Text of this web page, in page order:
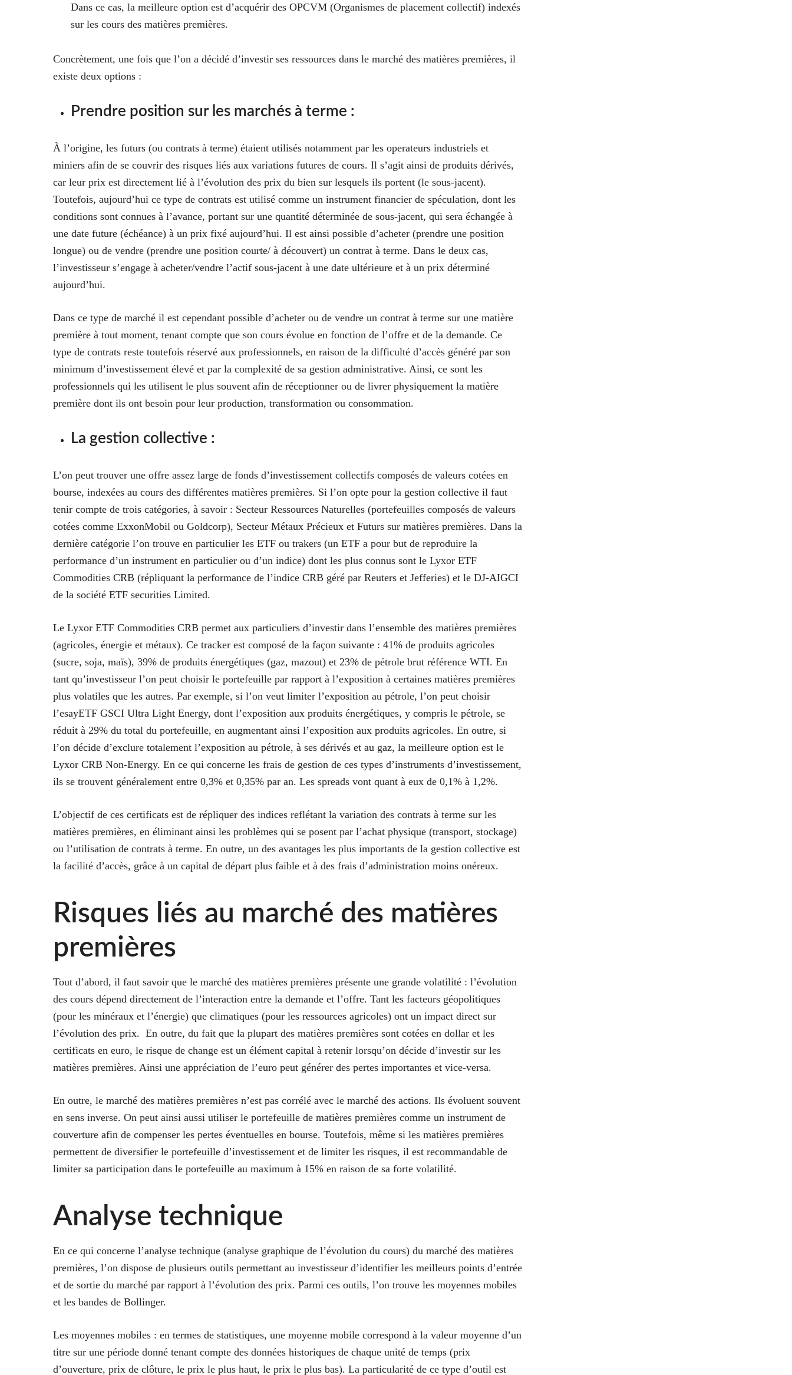
Dans ce cas, la meilleure option est d’acquérir des OPCVM (Organismes de placement collectif) indexés
sur les cours des matières premières.
Concrètement, une fois que l’on a décidé d’investir ses ressources dans le marché des matières premières, il
existe deux options :
Prendre position sur les marchés à terme :
À l’origine, les futurs (ou contrats à terme) étaient utilisés notamment par les operateurs industriels et
miniers afin de se couvrir des risques liés aux variations futures de cours. Il s’agit ainsi de produits dérivés,
car leur prix est directement lié à l’évolution des prix du bien sur lesquels ils portent (le sous-jacent).
Toutefois, aujourd’hui ce type de contrats est utilisé comme un instrument financier de spéculation, dont les
conditions sont connues à l’avance, portant sur une quantité déterminée de sous-jacent, qui sera échangée à
une date future (échéance) à un prix fixé aujourd’hui. Il est ainsi possible d’acheter (prendre une position
longue) ou de vendre (prendre une position courte/ à découvert) un contrat à terme. Dans le deux cas,
l’investisseur s’engage à acheter/vendre l’actif sous-jacent à une date ultérieure et à un prix déterminé
aujourd’hui.
Dans ce type de marché il est cependant possible d’acheter ou de vendre un contrat à terme sur une matière
première à tout moment, tenant compte que son cours évolue en fonction de l’offre et de la demande. Ce
type de contrats reste toutefois réservé aux professionnels, en raison de la difficulté d’accès généré par son
minimum d’investissement élevé et par la complexité de sa gestion administrative. Ainsi, ce sont les
professionnels qui les utilisent le plus souvent afin de réceptionner ou de livrer physiquement la matière
première dont ils ont besoin pour leur production, transformation ou consommation.
La gestion collective :
L’on peut trouver une offre assez large de fonds d’investissement collectifs composés de valeurs cotées en
bourse, indexées au cours des différentes matières premières. Si l’on opte pour la gestion collective il faut
tenir compte de trois catégories, à savoir : Secteur Ressources Naturelles (portefeuilles composés de valeurs
cotées comme ExxonMobil ou Goldcorp), Secteur Métaux Précieux et Futurs sur matières premières. Dans la
dernière catégorie l’on trouve en particulier les ETF ou trakers (un ETF a pour but de reproduire la
performance d’un instrument en particulier ou d’un indice) dont les plus connus sont le Lyxor ETF
Commodities CRB (répliquant la performance de l’indice CRB géré par Reuters et Jefferies) et le DJ-AIGCI
de la société ETF securities Limited.
Le Lyxor ETF Commodities CRB permet aux particuliers d’investir dans l’ensemble des matières premières
(agricoles, énergie et métaux). Ce tracker est composé de la façon suivante : 41% de produits agricoles
(sucre, soja, maïs), 39% de produits énergétiques (gaz, mazout) et 23% de pétrole brut référence WTI. En
tant qu’investisseur l’on peut choisir le portefeuille par rapport à l’exposition à certaines matières premières
plus volatiles que les autres. Par exemple, si l’on veut limiter l’exposition au pétrole, l’on peut choisir
l’esayETF GSCI Ultra Light Energy, dont l’exposition aux produits énergétiques, y compris le pétrole, se
réduit à 29% du total du portefeuille, en augmentant ainsi l’exposition aux produits agricoles. En outre, si
l’on décide d’exclure totalement l’exposition au pétrole, à ses dérivés et au gaz, la meilleure option est le
Lyxor CRB Non-Energy. En ce qui concerne les frais de gestion de ces types d’instruments d’investissement,
ils se trouvent généralement entre 0,3% et 0,35% par an. Les spreads vont quant à eux de 0,1% à 1,2%.
L’objectif de ces certificats est de répliquer des indices reflétant la variation des contrats à terme sur les
matières premières, en éliminant ainsi les problèmes qui se posent par l’achat physique (transport, stockage)
ou l’utilisation de contrats à terme. En outre, un des avantages les plus importants de la gestion collective est
la facilité d’accès, grâce à un capital de départ plus faible et à des frais d’administration moins onéreux.
Risques liés au marché des matières
premières
Tout d’abord, il faut savoir que le marché des matières premières présente une grande volatilité : l’évolution
des cours dépend directement de l’interaction entre la demande et l’offre. Tant les facteurs géopolitiques
(pour les minéraux et l’énergie) que climatiques (pour les ressources agricoles) ont un impact direct sur
l’évolution des prix. En outre, du fait que la plupart des matières premières sont cotées en dollar et les
certificats en euro, le risque de change est un élément capital à retenir lorsqu’on décide d’investir sur les
matières premières. Ainsi une appréciation de l’euro peut générer des pertes importantes et vice-versa.
En outre, le marché des matières premières n’est pas corrélé avec le marché des actions. Ils évoluent souvent
en sens inverse. On peut ainsi aussi utiliser le portefeuille de matières premières comme un instrument de
couverture afin de compenser les pertes éventuelles en bourse. Toutefois, même si les matières premières
permettent de diversifier le portefeuille d’investissement et de limiter les risques, il est recommandable de
limiter sa participation dans le portefeuille au maximum à 15% en raison de sa forte volatilité.
Analyse technique
En ce qui concerne l’analyse technique (analyse graphique de l’évolution du cours) du marché des matières
premières, l’on dispose de plusieurs outils permettant au investisseur d’identifier les meilleurs points d’entrée
et de sortie du marché par rapport à l’évolution des prix. Parmi ces outils, l’on trouve les moyennes mobiles
et les bandes de Bollinger.
Les moyennes mobiles : en termes de statistiques, une moyenne mobile correspond à la valeur moyenne d’un
titre sur une période donné tenant compte des données historiques de chaque unité de temps (prix
d’ouverture, prix de clôture, le prix le plus haut, le prix le plus bas). La particularité de ce type d’outil est